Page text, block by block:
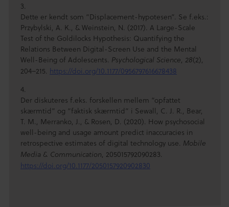
3.
Dette er kendt som “Displacement-hypotesen”. Se f.eks.:
Przybylski, A. K., & Weinstein, N. (2017). A Large-Scale
Test of the Goldilocks Hypothesis: Quantifying the
Relations Between Digital-Screen Use and the Mental
Well-Being of Adolescents. Psychological Science, 28(2),
204–215. https://doi.org/10.1177/0956797616678438
4.
Der diskuteres f.eks. forskellen mellem “opfattet
skærmtid” og “faktisk skærmtid” i Sewall, C. J. R., Bear,
T. M., Merranko, J., & Rosen, D. (2020). How psychosocial
well-being and usage amount predict inaccuracies in
retrospective estimates of digital technology use. Mobile
Media & Communication, 205015792090283.
https://doi.org/10.1177/2050157920902830